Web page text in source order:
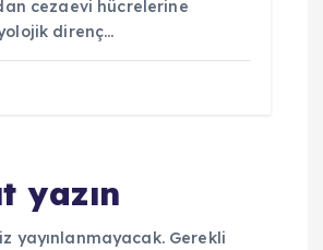
cezaevi hücrelerine
direnç…
yazın
yayınlanmayacak. Gerekli